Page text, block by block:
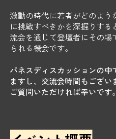
激動の時代に若者がどのよ
に挑戦すべきかを深掘りす
流会を通じて登壇者にその場
られる機会です。
パネスディスカッションの
ますし、交流会時間もござい
ご質問いただければ幸いです。